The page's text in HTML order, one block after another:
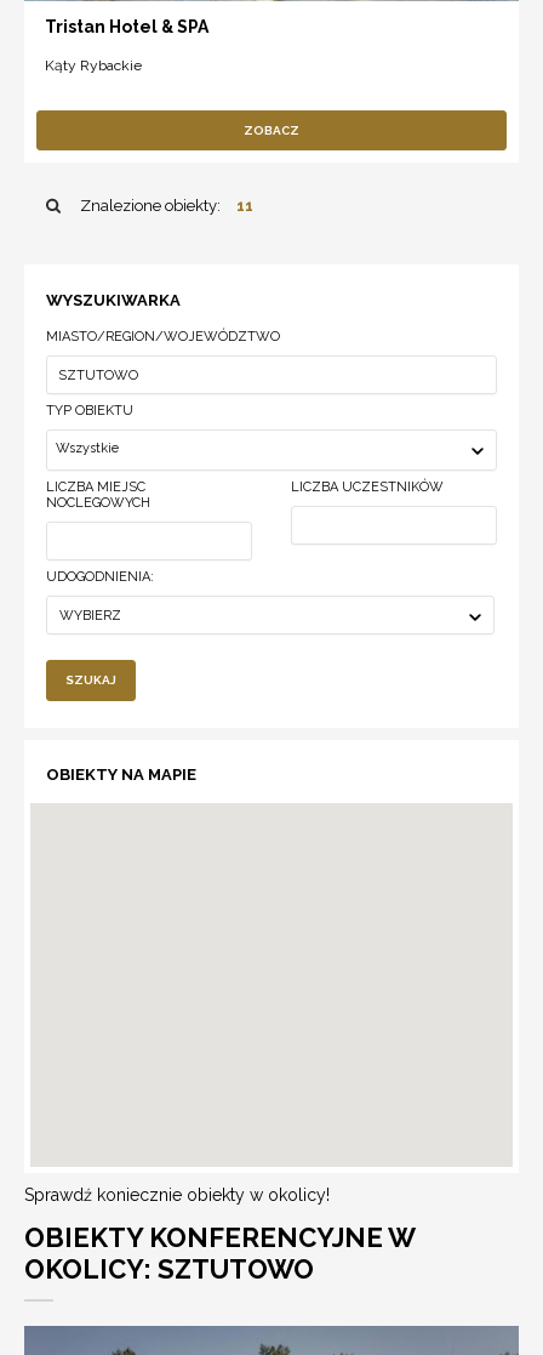
Tristan Hotel & SPA
Kąty Rybackie
ZOBACZ
Znalezione obiekty: 11
WYSZUKIWARKA
MIASTO/REGION/WOJEWÓDZTWO
TYP OBIEKTU
Wszystkie
LICZBA MIEJSC
NOCLEGOWYCH
LICZBA UCZESTNIKÓW
UDOGODNIENIA:
WYBIERZ
SZUKAJ
OBIEKTY NA MAPIE
Sprawdź koniecznie obiekty w okolicy!
OBIEKTY KONFERENCYJNE W
OKOLICY: SZTUTOWO